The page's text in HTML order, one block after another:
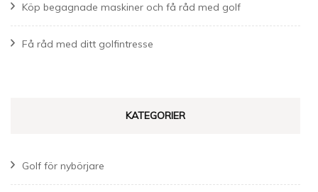
Köp begagnade maskiner och få råd med golf
Få råd med ditt golfintresse
KATEGORIER
Golf för nybörjare